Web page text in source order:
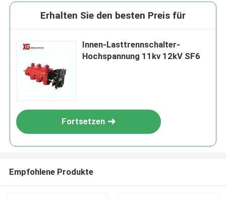
Erhalten Sie den besten Preis für
Innen-Lasttrennschalter-
Hochspannung 11kv 12kV SF6
Fortsetzen
Empfohlene Produkte